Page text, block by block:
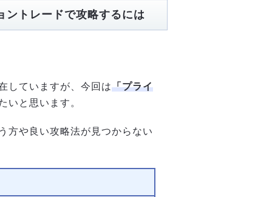
ントレードで攻略するには
していますが、今回は「プライ
いと思います。
方や良い攻略法が見つからない